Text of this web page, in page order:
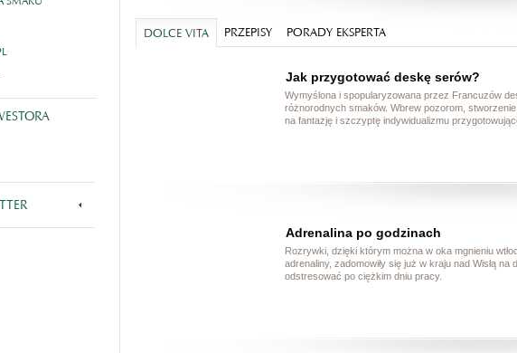
DOLCE VITA PRZEPISY PORADY EKSPERTA
Jak przygotować deskę serów?
Wymyślona i spopularyzowana przez Francuzów
różnorodnych smaków. Wbrew pozorom,
na fantazję i szczyptę indywidualizmu
Adrenalina po godzinach
Rozrywki, dzięki którym można w oka mgnieniu
adrenaliny, zadomowiły się już w kraju nad Wisłą
odstresować po ciężkim dniu pracy.